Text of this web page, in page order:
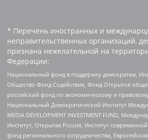
* Перечень иностранных и
неправительственных организаций,
признана нежелательной на
Федерации:
Национальный фонд в поддержку демократии,
Общество Фонд Содействия, Фонд Открытое
российский фонд по экономическому и
Национальный Демократический Институт
MEDIA DEVELOPMENT INVESTMENT FUND,
Институт, Открытая Россия, Институт
фонд регионального сотрудничества,